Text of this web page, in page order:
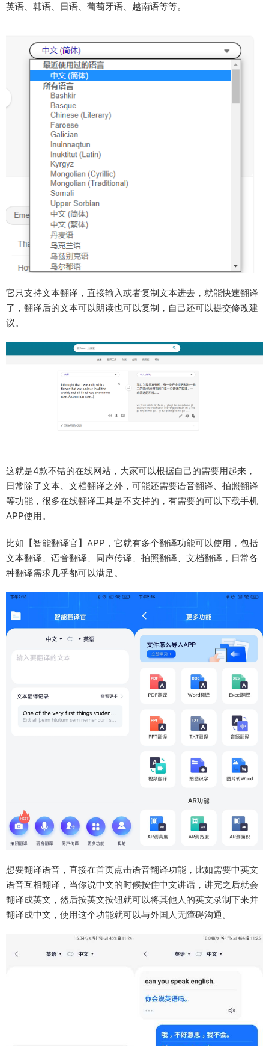
英语、韩语、日语、葡萄牙语、越南语等等。
它只支持文本翻译，直接输入或者复制文本进去，就能快速翻译
了，翻译后的文本可以朗读也可以复制，自己还可以提交修改建
议。
这就是4款不错的在线网站，大家可以根据自己的需要用起来，
日常除了文本、文档翻译之外，可能还需要语音翻译、拍照翻译
等功能，很多在线翻译工具是不支持的，有需要的可以下载手机
APP使用。
比如【智能翻译官】APP，它就有多个翻译功能可以使用，包括
文本翻译、语音翻译、同声传译、拍照翻译、文档翻译，日常各
种翻译需求几乎都可以满足。
想要翻译语音，直接在首页点击语音翻译功能，比如需要中英文
语音互相翻译，当你说中文的时候按住中文讲话，讲完之后就会
翻译成英文，然后按英文按钮就可以将其他人的英文录制下来并
翻译成中文，使用这个功能就可以与外国人无障碍沟通。